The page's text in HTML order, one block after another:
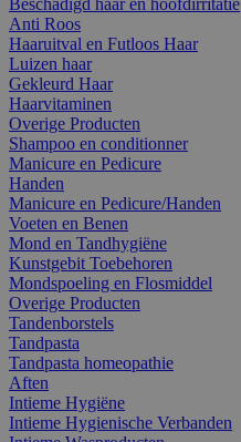
Anti Roos
Haaruitval en Futloos Haar
Luizen haar
Gekleurd Haar
Haarvitaminen
Overige Producten
Shampoo en conditionner
Manicure en Pedicure
Handen
Manicure en Pedicure/Handen
Voeten en Benen
Mond en Tandhygiëne
Kunstgebit Toebehoren
Mondspoeling en Flosmiddel
Overige Producten
Tandenborstels
Tandpasta
Tandpasta homeopathie
Aften
Intieme Hygiëne
Intieme Hygienische Verbanden